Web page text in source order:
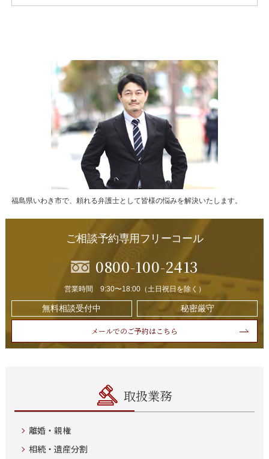
福島県いわき市で、頼れる弁護士として皆様の悩みを解決いたします。
ご相談予約専用フリーコール
0800-100-2413
営業時間 9:30〜18:00（土日祝日を除く）
無料相談受付中 秘密厳守
メールでのご予約はこちら
取扱業務
離婚・親権
相続・遺産分割